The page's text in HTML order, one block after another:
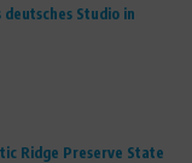
Studio in
Ridge Preserve State